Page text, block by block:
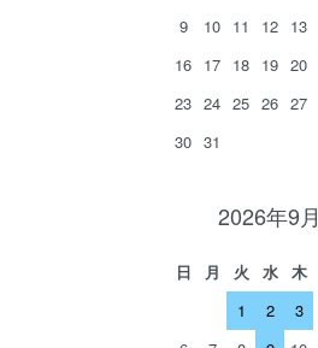
9
10 11 12 13
16 17 18 19 20
23 24 25 26 27
30 31
2026年9月
日 月 火 水 木
1
2 3